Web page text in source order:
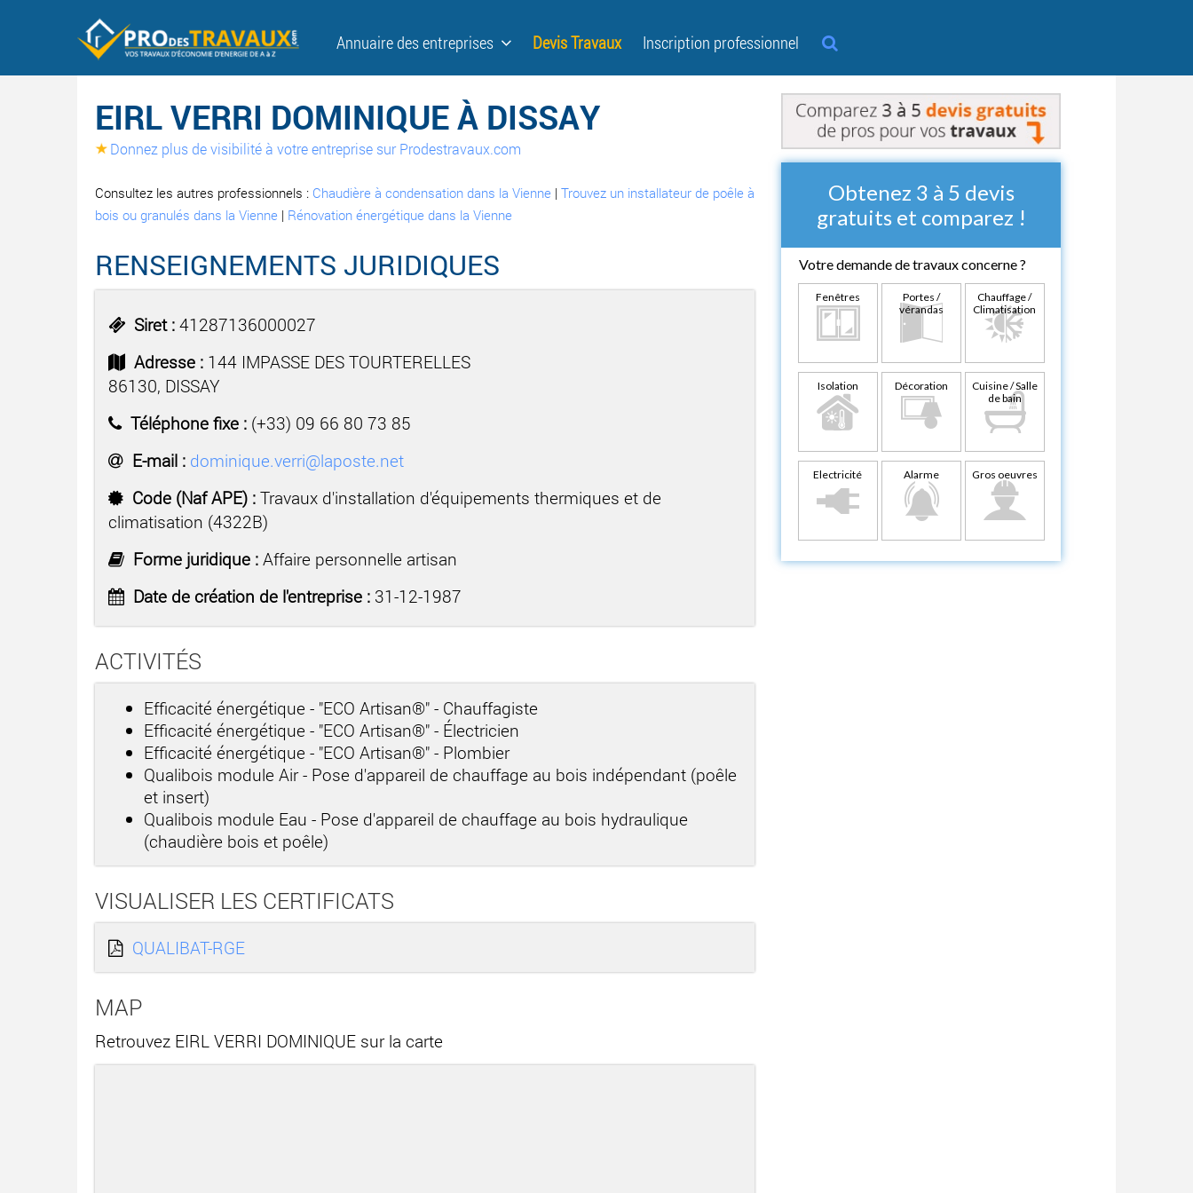
Annuaire des entreprises Devis Travaux Inscription professionnel
EIRL VERRI DOMINIQUE À DISSAY
Donnez plus de visibilité à votre entreprise sur Prodestravaux.com
Consultez les autres professionnels : Chaudière à condensation dans la Vienne | Trouvez un installateur de poêle à
bois ou granulés dans la Vienne | Rénovation énergétique dans la Vienne
RENSEIGNEMENTS JURIDIQUES
Siret : 41287136000027
Adresse : 144 IMPASSE DES TOURTERELLES
86130, DISSAY
Téléphone fixe : (+33) 09 66 80 73 85
E-mail : dominique.verri@laposte.net
Code (Naf APE) : Travaux d'installation d'équipements thermiques et de
climatisation (4322B)
Forme juridique : Affaire personnelle artisan
Date de création de l'entreprise : 31-12-1987
ACTIVITÉS
Efficacité énergétique - "ECO Artisan®" - Chauffagiste
Efficacité énergétique - "ECO Artisan®" - Électricien
Efficacité énergétique - "ECO Artisan®" - Plombier
Qualibois module Air - Pose d'appareil de chauffage au bois indépendant (poêle
et insert)
Qualibois module Eau - Pose d'appareil de chauffage au bois hydraulique
(chaudière bois et poêle)
VISUALISER LES CERTIFICATS
QUALIBAT-RGE
MAP
Retrouvez EIRL VERRI DOMINIQUE sur la carte
Obtenez 3 à 5 devis
gratuits et comparez !
Votre demande de travaux concerne ?
Fenêtres
Portes /
vérandas
Chauffage /
Climatisation
Isolation Décoration
Cuisine / Salle
de bain
Electricité Alarme Gros oeuvres